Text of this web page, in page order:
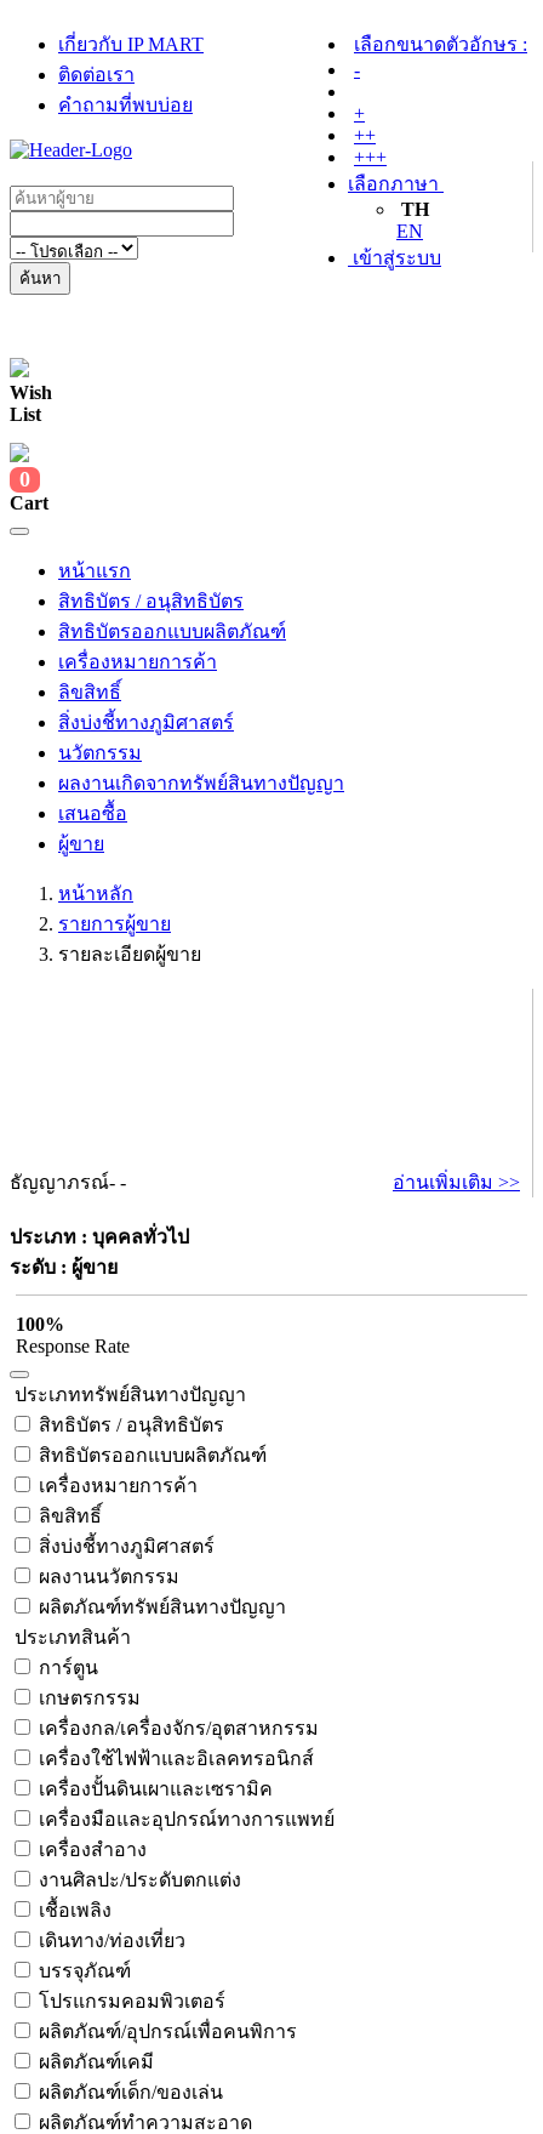
เกี่ยวกับ IP MART
ติดต่อเรา
คำถามที่พบบ่อย
เลือกขนาดตัวอักษร :
-
+
++
+++
เลือกภาษา
TH
EN
เข้าสู่ระบบ
ค้นหา
Wish
List
0
Cart
หน้าแรก
สิทธิบัตร / อนุสิทธิบัตร
สิทธิบัตรออกแบบผลิตภัณฑ์
เครื่องหมายการค้า
ลิขสิทธิ์
สิ่งบ่งชี้ทางภูมิศาสตร์
นวัตกรรม
ผลงานเกิดจากทรัพย์สินทางปัญญา
เสนอซื้อ
ผู้ขาย
หน้าหลัก
รายการผู้ขาย
รายละเอียดผู้ขาย
ธัญญาภรณ์- - อ่านเพิ่มเติม >>
ประเภท : บุคคลทั่วไป
ระดับ : ผู้ขาย
100%
Response Rate
ประเภททรัพย์สินทางปัญญา
สิทธิบัตร / อนุสิทธิบัตร
สิทธิบัตรออกแบบผลิตภัณฑ์
เครื่องหมายการค้า
ลิขสิทธิ์
สิ่งบ่งชี้ทางภูมิศาสตร์
ผลงานนวัตกรรม
ผลิตภัณฑ์ทรัพย์สินทางปัญญา
ประเภทสินค้า
การ์ตูน
เกษตรกรรม
เครื่องกล/เครื่องจักร/อุตสาหกรรม
เครื่องใช้ไฟฟ้าและอิเลคทรอนิกส์
เครื่องปั้นดินเผาและเซรามิค
เครื่องมือและอุปกรณ์ทางการแพทย์
เครื่องสำอาง
งานศิลปะ/ประดับตกแต่ง
เชื้อเพลิง
เดินทาง/ท่องเที่ยว
บรรจุภัณฑ์
โปรแกรมคอมพิวเตอร์
ผลิตภัณฑ์/อุปกรณ์เพื่อคนพิการ
ผลิตภัณฑ์เคมี
ผลิตภัณฑ์เด็ก/ของเล่น
ผลิตภัณฑ์ทำความสะอาด